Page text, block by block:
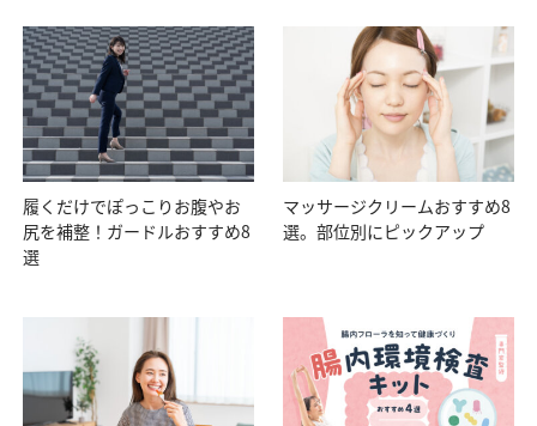
履くだけでぽっこりお腹やお
尻を補整！ガードルおすすめ8
選
マッサージクリームおすすめ8
選。部位別にピックアップ